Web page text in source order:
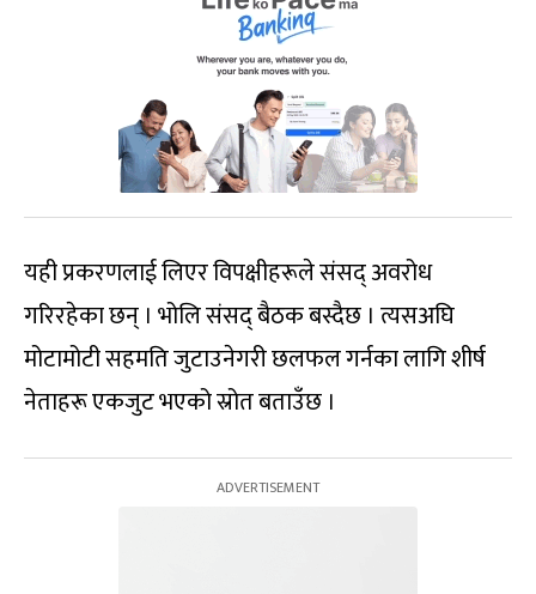
यही प्रकरणलाई लिएर विपक्षीहरूले संसद् अवरोध
गरिरहेका छन् । भोलि संसद् बैठक बस्दैछ । त्यसअघि
मोटामोटी सहमति जुटाउनेगरी छलफल गर्नका लागि शीर्ष
नेताहरू एकजुट भएको स्रोत बताउँछ ।